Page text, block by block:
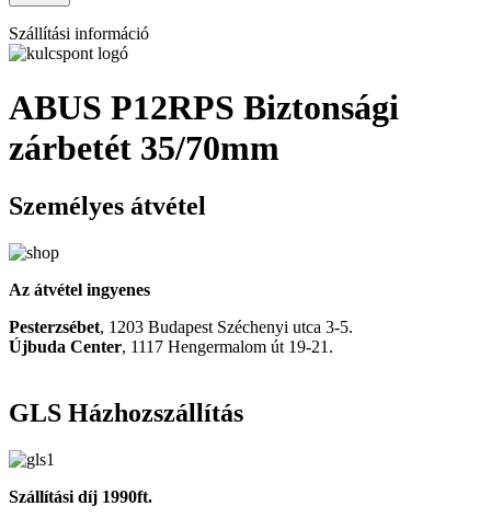
Szállítási információ
ABUS P12RPS Biztonsági
zárbetét 35/70mm
Személyes átvétel
Az átvétel ingyenes
Pesterzsébet, 1203 Budapest Széchenyi utca 3-5.
Újbuda Center, 1117 Hengermalom út 19-21.
GLS Házhozszállítás
Szállítási díj 1990ft.